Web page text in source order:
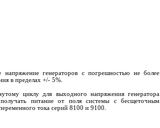
напряжение генераторов с погрешностью не более
в пределах +/- 5%.
циклу для выходного напряжения генератора
питание от поля системы с бесщеточным
тока серий 8100 и 9100.